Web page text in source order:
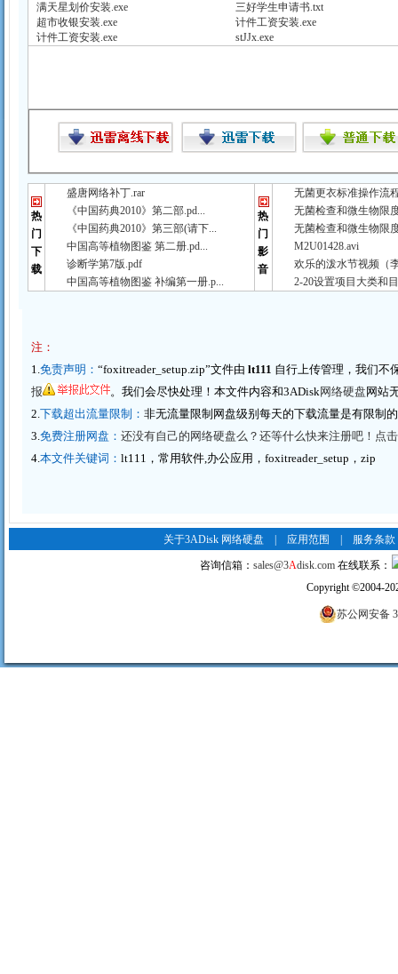
满天星划价安装.exe
三好学生申请书.txt
超市收银安装.exe
计件工资安装.exe
计件工资安装.exe
stJJx.exe
热
门
下
载
盛唐网络补丁.rar
《中国药典2010》第二部.pd...
《中国药典2010》第三部(请下...
中国高等植物图鉴 第二册.pd...
诊断学第7版.pdf
中国高等植物图鉴 补编第一册.p...
热
门
影
音
无菌更衣标准操作流
无菌检查和微生物限
无菌检查和微生物限
M2U01428.avi
欢乐的泼水节视频（
2-20设置项目大类和
注：
1.免责声明：“foxitreader_setup.zip”文件由lt111 自行上传管理，我们不
报
。我们会尽快处理！本文件内容和3ADisk网络硬盘 网站
2.下载超出流量限制：非无流量限制网盘级别每天的下载流量是有限制
3.免费注册网盘：还没有自己的网络硬盘么？还等什么快来注册吧！点
4.本文件关键词：lt111，常用软件,办公应用，foxitreader_setup，zip
关于3ADisk 网络硬盘 |应用范围 服务条款
咨询信箱：sales@3Adisk.com 在线联系：
Copyright©2004-
苏公网安备